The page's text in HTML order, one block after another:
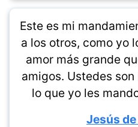
Este es mi
a los otros, como yo
amor más grande
amigos. Ustedes
lo que yo les
Jesús